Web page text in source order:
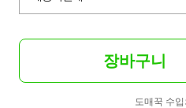
장바구니
도매꾹 수